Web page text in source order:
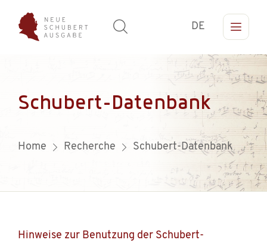
DE
Schubert-Datenbank
Home Recherche Schubert-Datenbank
Hinweise zur Benutzung der Schubert-